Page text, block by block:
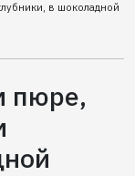
в шоколадной
пюре,